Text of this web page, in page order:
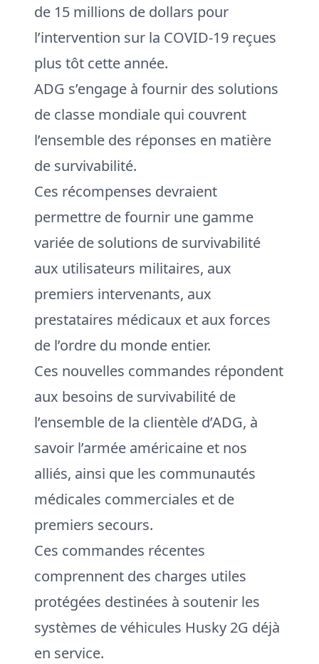
de 15 millions de dollars pour
l’intervention sur la COVID-19 reçues
plus tôt cette année.
ADG s’engage à fournir des solutions
de classe mondiale qui couvrent
l’ensemble des réponses en matière
de survivabilité.
Ces récompenses devraient
permettre de fournir une gamme
variée de solutions de survivabilité
aux utilisateurs militaires, aux
premiers intervenants, aux
prestataires médicaux et aux forces
de l’ordre du monde entier.
Ces nouvelles commandes répondent
aux besoins de survivabilité de
l’ensemble de la clientèle d’ADG, à
savoir l’armée américaine et nos
alliés, ainsi que les communautés
médicales commerciales et de
premiers secours.
Ces commandes récentes
comprennent des charges utiles
protégées destinées à soutenir les
systèmes de véhicules Husky 2G déjà
en service.